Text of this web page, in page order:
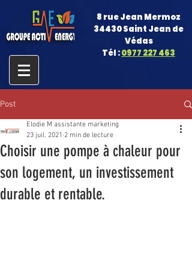
8 rue Jean Mermoz
34430 Saint Jean de
Védas
Tél :0977 227 463
Post
Choisir une pompe à chaleur pour
son logement, un investissement
durable et rentable.
Elodie M assistante marketing
23 juil. 2021 2 min de lecture